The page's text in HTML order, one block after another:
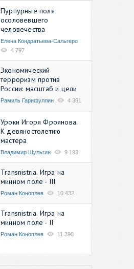
Пурпурные поля
осоловевшего
человечества
Елена Кондратьева-Сальгеро
4 797
Экономический
терроризм против
России: масштаб и цели
Рамиль Гарифуллин 4 361
Уроки Игоря Фроянова.
К девяностолетию
мастера
Владимир Шульгин 9 193
Transnistria. Игра на
минном поле - III
Роман Коноплев 10 432
Transnistria. Игра на
минном поле - II
Роман Коноплев 11 390